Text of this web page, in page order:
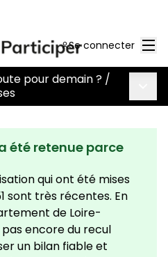
Se connecter
pour demain ? /
été retenue parce
qui ont été mises
sont très récentes. En
de Loire-
encore du recul
un bilan fiable et